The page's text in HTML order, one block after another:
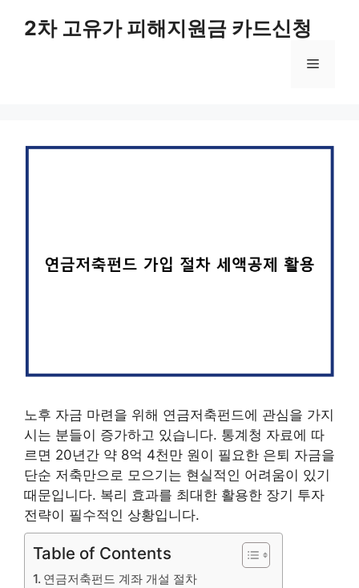
2차 고유가 피해지원금 카드신청
메
노후 자금 마련을 위해 연금저축펀드에 관심을 가지
시는 분들이 증가하고 있습니다. 통계청 자료에 따
르면 20년간 약 8억 4천만 원이 필요한 은퇴 자금을
단순 저축만으로 모으기는 현실적인 어려움이 있기
때문입니다. 복리 효과를 최대한 활용한 장기 투자
전략이 필수적인 상황입니다.
Table of Contents
연금저축펀드 계좌 개설 절차